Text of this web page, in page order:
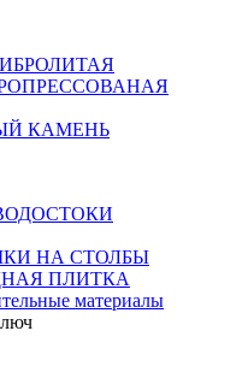
КАМЕНЬ
НА СТОЛБЫ
ПЛИТКА
материалы